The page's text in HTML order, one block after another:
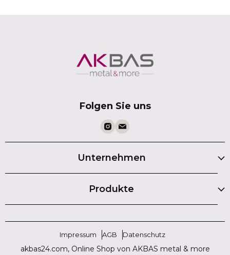
Folgen Sie uns
Unternehmen
Produkte
Impressum AGB Datenschutz
akbas24.com, Online Shop von AKBAS metal & more